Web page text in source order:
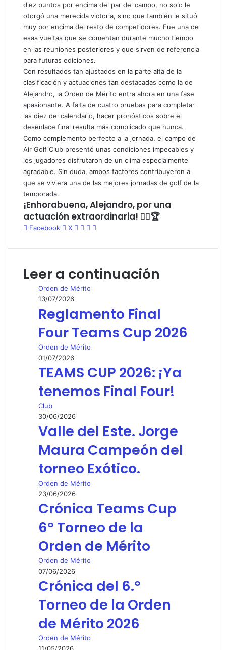
diez puntos por encima del par del campo, no solo le
otorgó una merecida victoria, sino que también le situó
muy por encima del resto de competidores. Fue una de
esas vueltas que se comentan durante mucho tiempo
en las reuniones posteriores y que sirven de referencia
para futuras ediciones.
Con resultados tan ajustados en la parte alta de la
clasificación y actuaciones tan destacadas como la de
Alejandro, la Orden de Mérito entra ahora en una fase
apasionante. A falta de cuatro pruebas para completar
las diez del calendario, hacer pronósticos sobre el
desenlace final resulta más complicado que nunca.
Como complemento perfecto a la jornada, el campo de
Air Golf Club presentó unas condiciones impecables y
los jugadores disfrutaron de un clima especialmente
agradable. Sin duda, ambos factores contribuyeron a
que se viviera una de las mejores jornadas de golf de la
temporada.
¡Enhorabuena, Alejandro, por una
actuación extraordinaria! 🏌️‍♂️🏆
Facebook X WhatsApp
Telegram
Compartir
correo
Leer a continuación
Orden de Mérito
13/07/2026
Reglamento Final
Four Teams Cup 2026
Orden de Mérito
01/07/2026
TEAMS CUP 2026: ¡Ya
tenemos Final Four!
Club
30/06/2026
Valle del Este. Jorge
Maura Campeón del
torneo Exótico.
Orden de Mérito
23/06/2026
Crónica Teams Cup
6º Torneo de la
Orden de Mérito
Orden de Mérito
07/06/2026
Crónica del 6.º
Torneo de la Orden
de Mérito 2026
Orden de Mérito